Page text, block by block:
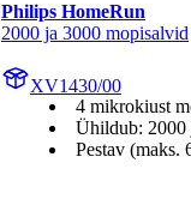
Philips HomeRun
2000 ja 3000 mopisalvid
XV1430/00
4 mikrokiust
Ühildub: 2000
Pestav (maks.